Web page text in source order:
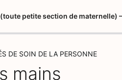
petite section de maternelle)
DE SOIN DE LA PERSONNE
mains